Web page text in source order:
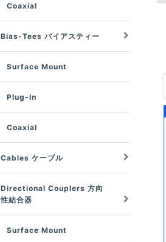
Coaxial
Bias-Tees バイアスティー
Surface Mount
Plug-In
Coaxial
Cables ケーブル
Directional Couplers 方向
性結合器
Surface Mount